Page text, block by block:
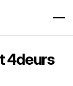
4deurs